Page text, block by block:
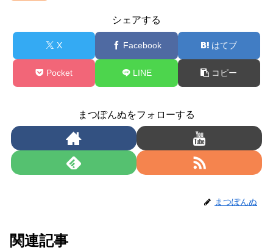
シェアする
X Facebook はてブ
Pocket LINE コピー
まつぽんぬをフォローする
まつぽんぬ
関連記事